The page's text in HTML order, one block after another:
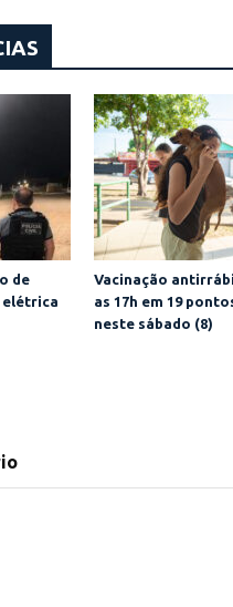
de
elétrica
Vacinação
as 17h em 19
neste sábado (8)